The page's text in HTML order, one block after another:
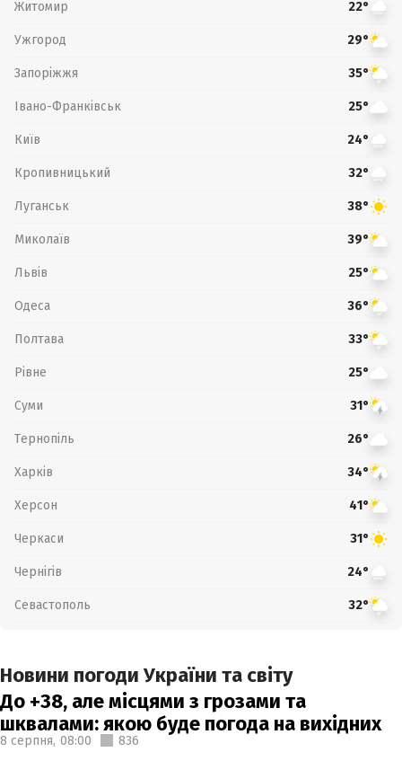
Житомир 22°
Ужгород 29°
Запоріжжя 35°
Івано-Франківськ 25°
Київ 24°
Кропивницький 32°
Луганськ 38°
Миколаїв 39°
Львів 25°
Одеса 36°
Полтава 33°
Рівне 25°
Суми 31°
Тернопіль 26°
Харків 34°
Херсон 41°
Черкаси 31°
Чернігів 24°
Севастополь 32°
Новини погоди України та світу
До +38, але місцями з грозами та
шквалами: якою буде погода на вихідних
8 серпня, 08:00 836